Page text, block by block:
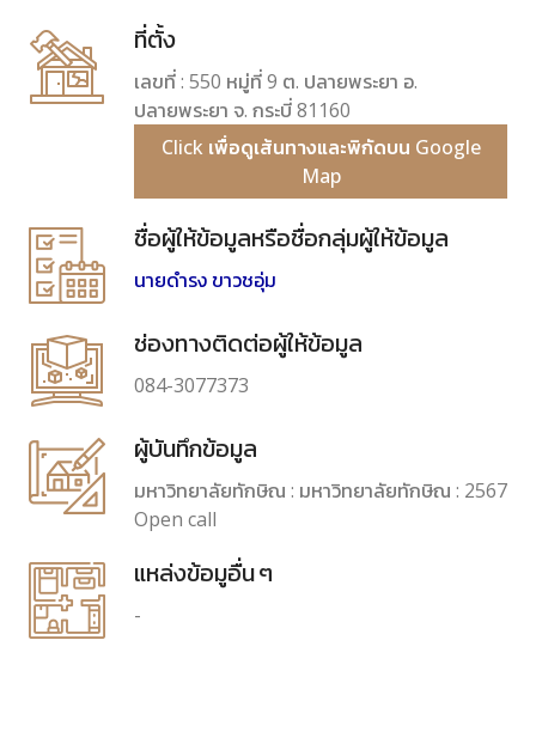
ที่ตั้ง
เลขที่ : 550 หมู่ที่ 9 ต. ปลายพระยา อ.
ปลายพระยา จ. กระบี่ 81160
Click เพื่อดูเส้นทางและพิกัดบน Google
Map
ชื่อผู้ให้ข้อมูลหรือชื่อกลุ่มผู้ให้ข้อมูล
นายดำรง ขาวชอุ่ม
ช่องทางติดต่อผู้ให้ข้อมูล
084-3077373
ผู้บันทึกข้อมูล
มหาวิทยาลัยทักษิณ : มหาวิทยาลัยทักษิณ : 2567
Open call
แหล่งข้อมูอื่น ๆ
-